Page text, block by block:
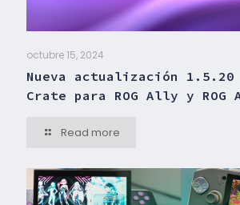
octubre 15, 2024
Nueva actualización 1.5.20
Crate para ROG Ally y ROG
Read more